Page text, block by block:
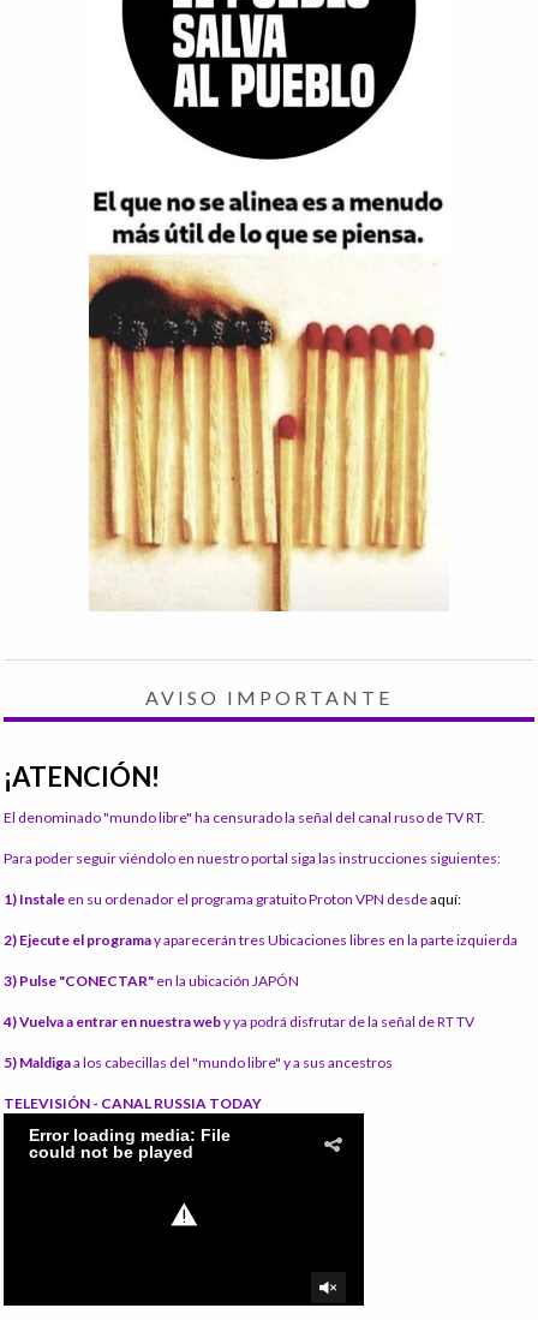
AVISO IMPORTANTE
¡ATENCIÓN!
El denominado "mundo libre" ha censurado la señal del canal ruso de TV RT.
Para poder seguir viéndolo en nuestro portal siga las instrucciones siguientes:
1) Instale en su ordenador el programa gratuito Proton VPN desdeaquí:
2) Ejecute el programay aparecerán tres Ubicaciones libres en la parte izquierda
3) Pulse "CONECTAR" en la ubicación JAPÓN
4) Vuelva a entrar en nuestra weby ya podrá disfrutar de la señal de RT TV
5) Maldigaa los cabecillas del "mundo libre" y a sus ancestros
TELEVISIÓN - CANAL RUSSIA TODAY